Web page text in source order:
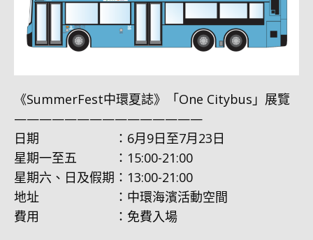
《SummerFest中環夏誌》「One Citybus」展覽
———————————————
日期 ：6月9日至7月23日
星期一至五 ：15:00-21:00
星期六、日及假期：13:00-21:00
地址 ：中環海濱活動空間
費用 ：免費入場